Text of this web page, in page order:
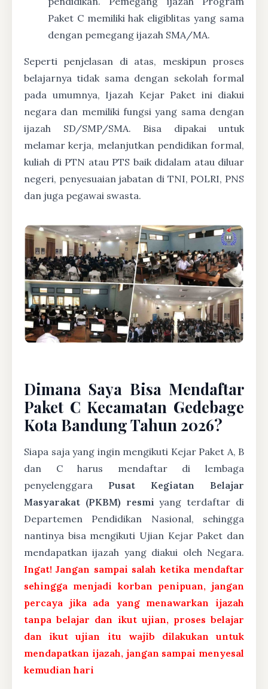
Paket C memiliki hak eligiblitas yang sama
dengan pemegang ijazah SMA/MA.
Seperti penjelasan di atas, meskipun proses
belajarnya tidak sama dengan sekolah formal
pada umumnya, Ijazah Kejar Paket ini diakui
negara dan memiliki fungsi yang sama dengan
ijazah SD/SMP/SMA. Bisa dipakai untuk
melamar kerja, melanjutkan pendidikan formal,
kuliah di PTN atau PTS baik didalam atau diluar
negeri, penyesuaian jabatan di TNI, POLRI, PNS
dan juga pegawai swasta.
Dimana Saya Bisa Mendaftar
Paket C Kecamatan Gedebage
Kota Bandung Tahun 2026?
Siapa saja yang ingin mengikuti Kejar Paket A, B
dan C harus mendaftar di lembaga
penyelenggara Pusat Kegiatan Belajar
Masyarakat (PKBM) resmi yang terdaftar di
Departemen Pendidikan Nasional, sehingga
nantinya bisa mengikuti Ujian Kejar Paket dan
mendapatkan ijazah yang diakui oleh Negara.
Ingat! Jangan sampai salah ketika mendaftar
sehingga menjadi korban penipuan, jangan
percaya jika ada yang menawarkan ijazah
tanpa belajar dan ikut ujian, proses belajar
dan ikut ujian itu wajib dilakukan untuk
mendapatkan ijazah, jangan sampai menyesal
kemudian hari